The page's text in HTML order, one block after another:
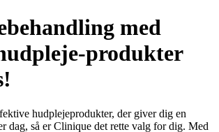
med
produkter
hudplejeprodukter, der giver dig en
dag, så er Clinique det rette valg for dig. Med